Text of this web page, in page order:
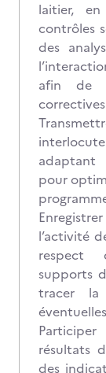
laitier,
contrôles
des
afin de
adaptant
pour
l’activité
respect
supports
tracer
résultats
des